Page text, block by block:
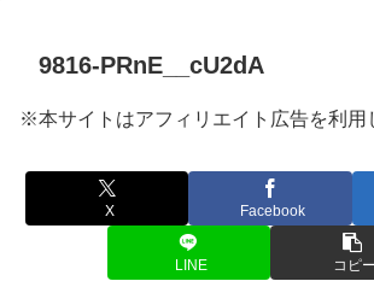
9816-PRnE__cU2dA
※本サイトはアフィリエイト広告を利用
X Facebook
LINE コピー